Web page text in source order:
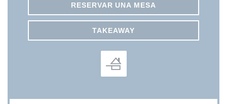
RESERVAR UNA MESA
TAKEAWAY